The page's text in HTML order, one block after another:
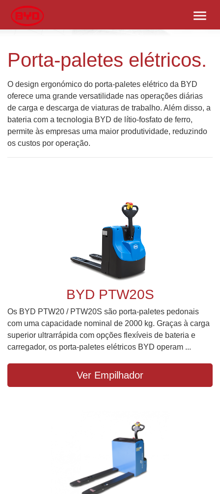
menu
Porta-paletes elétricos.
O design ergonómico do porta-paletes elétrico da BYD
oferece uma grande versatilidade nas operações diárias
de carga e descarga de viaturas de trabalho. Além disso, a
bateria com a tecnologia BYD de lítio-fosfato de ferro,
permite às empresas uma maior produtividade, reduzindo
os custos por operação.
BYD PTW20S
Os BYD PTW20 / PTW20S são porta-paletes pedonais
com uma capacidade nominal de 2000 kg. Graças à carga
superior ultrarrápida com opções flexíveis de bateria e
carregador, os porta-paletes elétricos BYD operam ...
Ver Empilhador